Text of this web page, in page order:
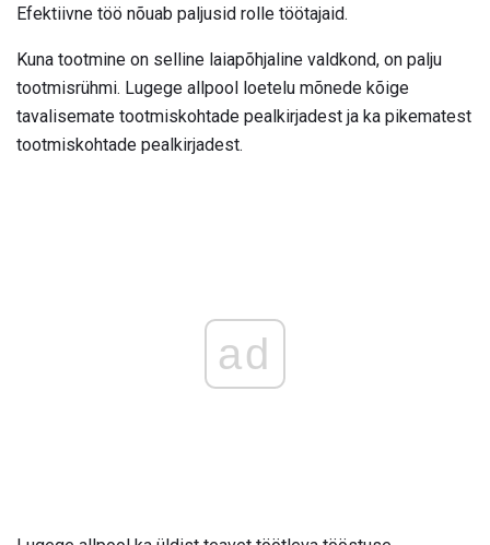
Efektiivne töö nõuab paljusid rolle töötajaid.
Kuna tootmine on selline laiapõhjaline valdkond, on palju
tootmisrühmi. Lugege allpool loetelu mõnede kõige
tavalisemate tootmiskohtade pealkirjadest ja ka pikematest
tootmiskohtade pealkirjadest.
ad